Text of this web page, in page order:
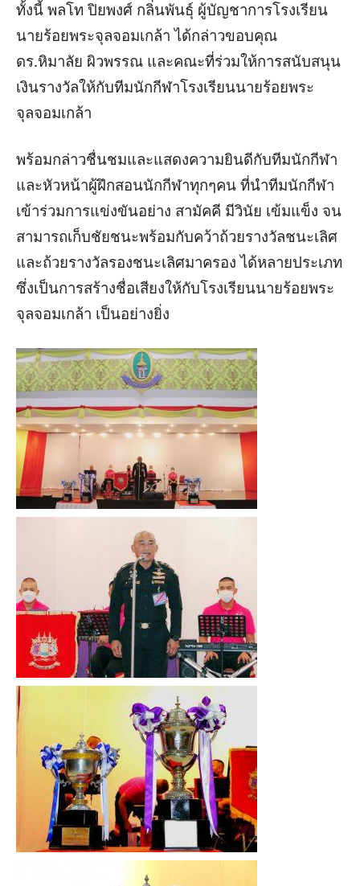
ทั้งนี้ พลโท ปิยพงศ์ กลิ่นพันธุ์ ผู้บัญชาการโรงเรียน
นายร้อยพระจุลจอมเกล้า ได้กล่าวขอบคุณ
ดร.หิมาลัย​ ผิวพรรณ และคณะที่ร่วมให้การสนับสนุน
เงินรางวัลให้กับทีมนักกีฬาโรงเรียนนายร้อยพระ
จุลจอมเกล้า
พร้อมกล่าวชื่นชมและแสดงความยินดีกับทีมนักกีฬา
และหัวหน้าผู้ฝึกสอนนักกีฬาทุกๆคน ที่นำทีมนักกีฬา
เข้าร่วมการแข่งขันอย่าง สามัคคี มีวินัย เข้มแข็ง จน
สามารถเก็บชัยชนะพร้อมกับคว้าถ้วยรางวัลชนะเลิศ
และถ้วยรางวัลรองชนะเลิศมาครอง ได้หลายประเภท
ซึ่งเป็นการสร้างชื่อเสียงให้กับโรงเรียนนายร้อยพระ
จุลจอมเกล้า เป็นอย่างยิ่ง